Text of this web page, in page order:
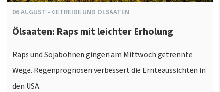
06AUGUST - GETREIDE UND ÖLSAATEN
Ölsaaten: Raps mit leichter Erholung
Raps und Sojabohnen gingen am Mittwoch getrennte
Wege. Regenprognosen verbessert die Ernteaussichten in
den USA.